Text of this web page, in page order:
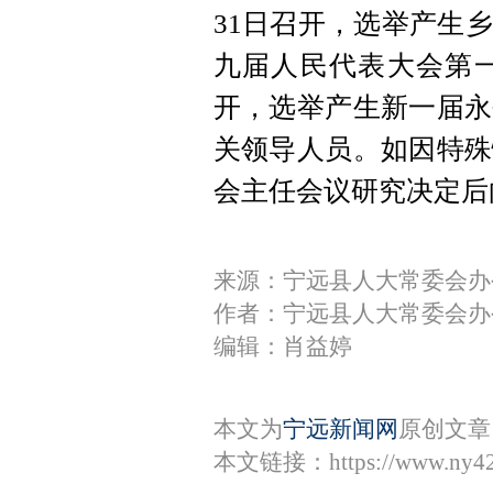
31日召开，选举产生
九届人民代表大会第
开，选举产生新一届
关领导人员。如因特
会主任会议研究决定
来源：宁远县人大常委会
作者：宁远县人大常委会
编辑：肖益婷
本文为宁远新闻网 原创文
本文链接： https://